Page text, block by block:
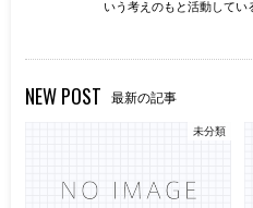
いう考えのもと活動してい
NEW POST 最新の記事
未分類